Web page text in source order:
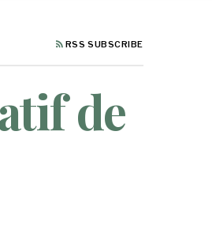
RSS SUBSCRIBE
de